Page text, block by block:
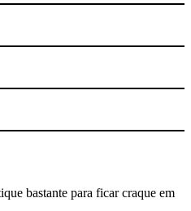
bastante para ficar craque em